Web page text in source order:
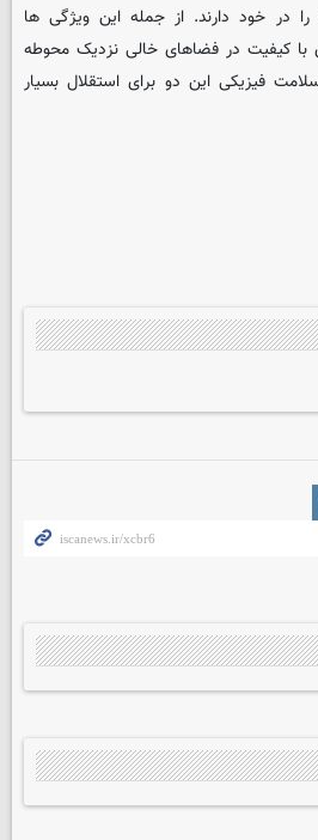
در خود دارند. از جمله این ویژگی ها
با کیفیت در فضاهای خالی نزدیک محوطه
فیزیکی این دو برای استقلال بسیار